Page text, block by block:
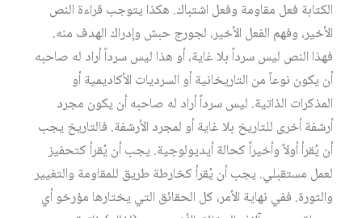
الكتابة فعل مقاومة وفعل اشتباك. هكذا يتوجب قراءة النص
الأخير، وفهم الفعل الأخير، لجورج حبش وإدراك الهدف منه.
فهذا النص ليس سرداً بلا غاية، أو هذا ليس سرداً أراد له صاحبه
أن يكون نوعاً من التاريخانية أو السرديات الأكاديمية أو
المذكرات الذاتية. ليس سرداً أراد له صاحبه أن يكون مجرد
أرشفة أخرى للتاريخ بلا غاية أو لمجرد الأرشفة. فالتاريخ يجب
أن يُقرأ أولاً وأخيراً كحالة أيديولوجية. يجب أن يُقرأ كتحفيز
لعمل مستقبلي. يجب أن يُقرأ كخارطة طريق للمقاومة والتغيير
والثورة. ففي نهاية الأمر، كل الحقائق التي يختارها مؤرخو أي